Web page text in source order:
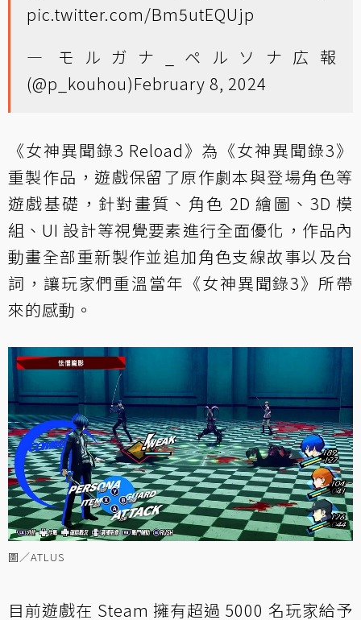
pic.twitter.com/Bm5utEQUjp
— モルガナ_ペルソナ広報
(@p_kouhou)February 8, 2024
《女神異聞錄3 Reload》為《女神異聞錄3》
重製作品，遊戲保留了原作劇本與登場角色等
遊戲基礎，針對畫質、角色 2D 繪圖、3D 模
組、UI 設計等視覺要素進行全面優化，作品內
動畫全部重新製作並追加角色支線故事以及台
詞，讓玩家們重溫當年《女神異聞錄3》所帶
來的感動。
圖／ATLUS
目前遊戲在 Steam 擁有超過 5000 名玩家給予